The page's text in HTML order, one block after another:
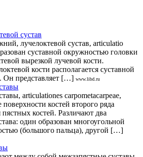
сустав
лучелоктевой сустав, articulatio
суставной окружностью головки
вырезкой лучевой кости.
кости располагается суставной
Он представляет […] www.libd.ru
articulationes carpometacarpeae,
костей второго ряда
пястных костей. Различают два
один образован многоугольной
(большого пальца), другой […]